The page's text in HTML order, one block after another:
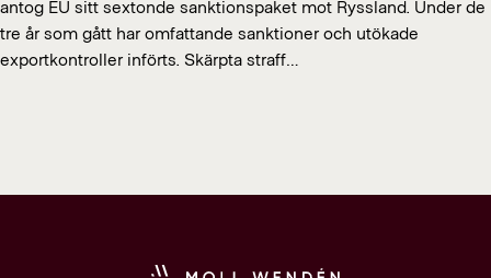
antog EU sitt sextonde sanktionspaket mot Ryssland. Under de
tre år som gått har omfattande sanktioner och utökade
exportkontroller införts. Skärpta straff…